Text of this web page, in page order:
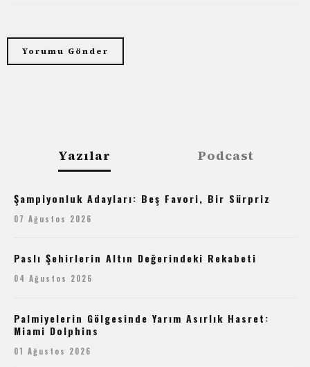
Yazılar Podcast
Şampiyonluk Adayları: Beş Favori, Bir Sürpriz
07 Ağustos 2026
Paslı Şehirlerin Altın Değerindeki Rekabeti
04 Ağustos 2026
Palmiyelerin Gölgesinde Yarım Asırlık Hasret:
Miami Dolphins
01 Ağustos 2026